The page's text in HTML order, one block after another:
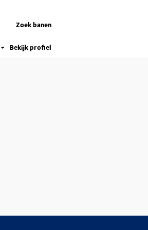
Zoek banen
Bekijk profiel